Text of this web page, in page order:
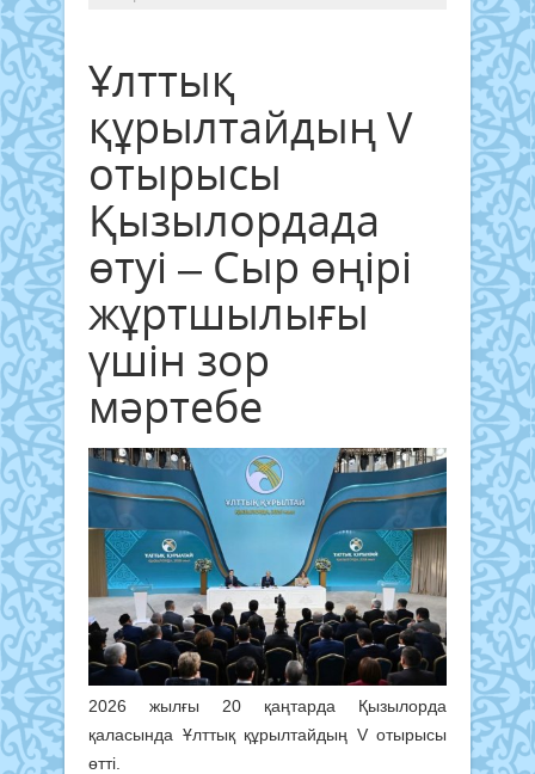
Ұлттық
құрылтайдың V
отырысы
Қызылордада
өтуі – Сыр өңірі
жұртшылығы
үшін зор
мәртебе
2026 жылғы 20 қаңтарда Қызылорда
қаласында Ұлттық құрылтайдың V отырысы
өтті.